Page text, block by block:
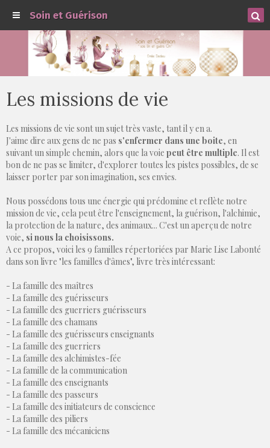
Soin et Guérison
Les missions de vie
Les missions de vie sont un sujet très vaste, tant il y en a.
J'aime dire aux gens de ne pas s'enfermer dans une boite, en
suivant un simple chemin, alors que la voie peut être multiple. Il est
bon de ne pas se limiter, d'explorer toutes les pistes possibles, de se
laisser porter par son imagination, ses envies.
Nous possédons tous une énergie qui prédomine et reflète notre
mission de vie, cela peut être l'enseignement, la guérison, l'alchimie,
la protection de la nature, des animaux... C'est un aperçu de notre
voie, si nous la choisissons.
A ce propos, voici les 9 familles répertoriées par Marie Lise Labonté
dans son livre "les familles d'âmes", livre très intéressant:
- La famille des maîtres
- La famille des guérisseurs
- La famille des guerriers guérisseurs
- La famille des chamans
- La famille des guérisseurs enseignants
- La famille des guerriers
- La famille des alchimistes-fée
- La famille de la communication
- La famille des enseignants
- La famille des passeurs
- La famille des initiateurs de conscience
- La famille des piliers
- La famille des mécaniciens